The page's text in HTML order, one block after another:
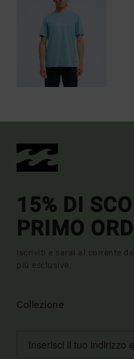
15% DI
PRIMO
Iscriviti e sarai al corrente
più esclusive.
Collezione